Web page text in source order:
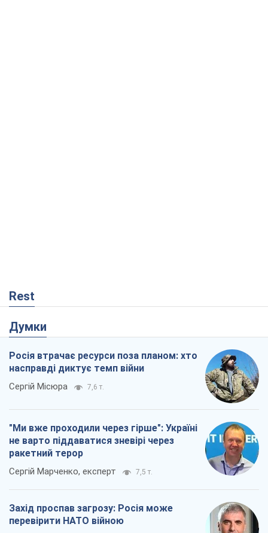
Rest
Думки
Росія втрачає ресурси поза планом: хто
насправді диктує темп війни
Сергій Місюра 7,6 т.
"Ми вже проходили через гірше": Україні
не варто піддаватися зневірі через
ракетний терор
Сергій Марченко, експерт 7,5 т.
Захід проспав загрозу: Росія може
перевірити НАТО війною